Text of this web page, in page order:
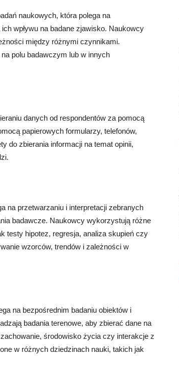
naukowych, która polega na
wpływu na badane zjawisko. Naukowcy
między różnymi czynnikami.
polu badawczym lub w innych
danych od respondentów za pomocą
papierowych formularzy, telefonów,
do zbierania informacji na temat opinii,
na przetwarzaniu i interpretacji zebranych
badawcze. Naukowcy wykorzystują różne
testy hipotez, regresja, analiza skupień czy
wzorców, trendów i zależności w
na bezpośrednim badaniu obiektów i
badania terenowe, aby zbierać dane na
środowisko życia czy interakcje z
w różnych dziedzinach nauki, takich jak